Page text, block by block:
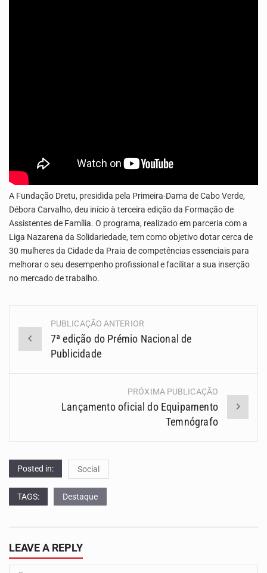
A Fundação Dretu, presidida pela Primeira-Dama de Cabo Verde,
Débora Carvalho, deu início à terceira edição da Formação de
Assistentes de Família. O programa, realizado em parceria com a
Liga Nazarena da Solidariedade, tem como objetivo dotar cerca de
30 mulheres da Cidade da Praia de competências essenciais para
melhorar o seu desempenho profissional e facilitar a sua inserção
no mercado de trabalho.
Navegação
(Posts)
PUBLICAÇÃO ANTERIOR
7ª edição do Prémio Nacional de
Publicidade
PRÓXIMA PUBLICAÇÃO
Lançamento oficial do Equipamento
Temnógrafo
Posted in: Social
TAGS: Destaque
LEAVE A REPLY